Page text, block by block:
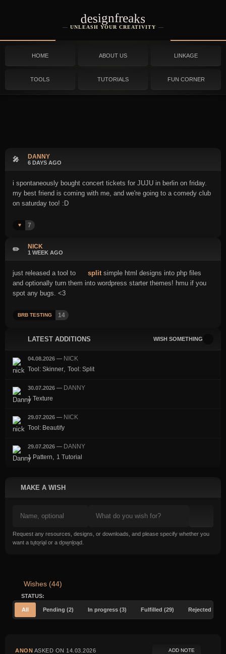
designfreaks
UNLEASH YOUR CREATIVITY
HOME ABOUT US LINKAGE
TOOLS TUTORIALS FUN CORNER
🎤 DANNY
6 DAYS AGO
i spontaneously bought concert tickets for JUJU in berlin on friday.
my best friend is coming with me, and we're going to a comedy club
on saturday too! :D
♥️ 7
LATEST ADDITIONS WISH SOMETHING
04.08.2026 — NICK
Tool: Skinner, Tool: Split
30.07.2026 — DANNY
1 Texture
29.07.2026 — NICK
Tool: Beautify
29.07.2026 — DANNY
1 Pattern, 1 Tutorial
✏️ NICK
1 WEEK AGO
just released a tool to splitsimple html designs into php files
and optionally turn them into wordpress starter themes! hmu if you
spot any bugs. <3
BRB TESTING 14
MAKE A WISH
Request any resources, designs, or downloads, and please specify whether you
want a tutorial or a download
Wishes (44)
STATUS:
All Pending (2) In progress (3) Fulfilled (29) Rejected (10)
ANON ASKED ON 14.03.2026 ADD NOTE